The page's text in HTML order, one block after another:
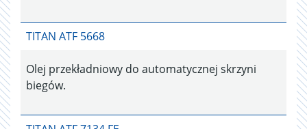
TITAN ATF 5668
Olej przekładniowy do automatycznej skrzyni
biegów.